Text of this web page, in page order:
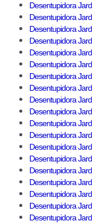
Desentupidora
Desentupidora
Desentupidora
Desentupidora
Desentupidora
Desentupidora
Desentupidora
Desentupidora
Desentupidora
Desentupidora
Desentupidora
Desentupidora
Desentupidora
Desentupidora
Desentupidora
Desentupidora
Desentupidora
Desentupidora
Desentupidora